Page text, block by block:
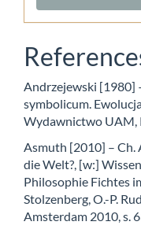
Andrzejewski [1980]
symbolicum.
Wydawnictwo UAM,
Asmuth [2010] – Ch.
die Welt?, [w:]
Philosophie Fichtes
Stolzenberg, O.-P.
Amsterdam 2010, s.